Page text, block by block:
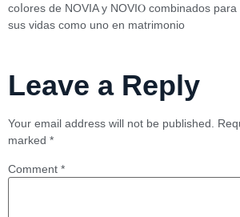
coⅼores de NOVӀA y NOVIⲞ combinados
sus vidas como uno en matrimonio
Leave a Reply
Your email address will not be published.
marked *
Comment *